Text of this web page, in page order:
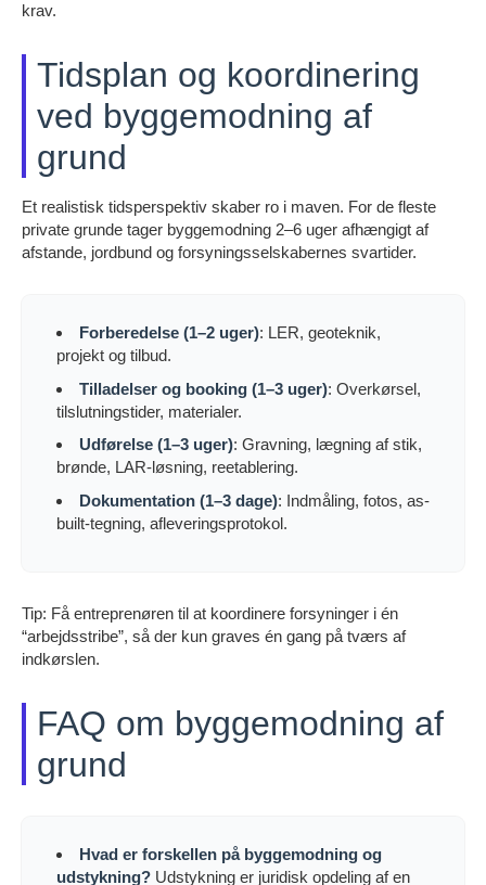
krav.
Tidsplan og koordinering
ved byggemodning af
grund
Et realistisk tidsperspektiv skaber ro i maven. For de fleste
private grunde tager byggemodning 2–6 uger afhængigt af
afstande, jordbund og forsyningsselskabernes svartider.
Forberedelse (1–2 uger): LER, geoteknik,
projekt og tilbud.
Tilladelser og booking (1–3 uger): Overkørsel,
tilslutningstider, materialer.
Udførelse (1–3 uger): Gravning, lægning af stik,
brønde, LAR-løsning, reetablering.
Dokumentation (1–3 dage): Indmåling, fotos, as-
built-tegning, afleveringsprotokol.
Tip: Få entreprenøren til at koordinere forsyninger i én
“arbejdsstribe”, så der kun graves én gang på tværs af
indkørslen.
FAQ om byggemodning af
grund
Hvad er forskellen på byggemodning og
udstykning? Udstykning er juridisk opdeling af en